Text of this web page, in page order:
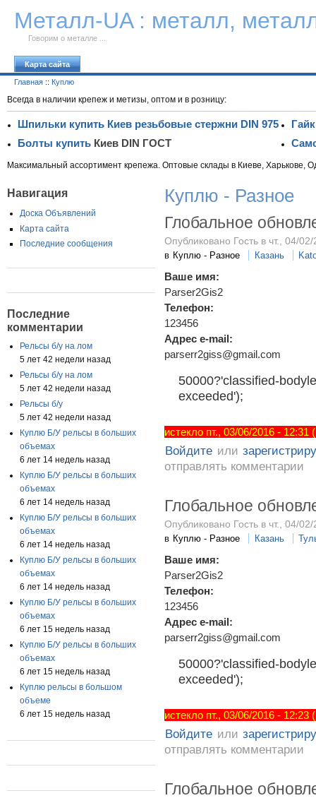
Металл-UA : металл,
Говорим о металле ...
Карта сайта
Главная :: Куплю
Всегда в наличии крепеж и метизы, оптом и в розницу:
Шпильки купить Киев резьбовые стержни DIN 975
Болты купитьКиев DIN ГОСТ
Максимальный ассортимент крепежа. Оптовые склады в Киеве, Харькове,
Навигация
Доска Объявлений
Карта сайта
Последние сообщения
Последние
комментарии
Рельсы б/у на лом
5 лет 42 недели назад
Рельсы б/у на лом
5 лет 42 недели назад
Рельсы б/у
5 лет 42 недели назад
Куплю Б/У рельсы в больших
объемах
6 лет 14 недель назад
Куплю Б/У рельсы в больших
объемах
6 лет 14 недель назад
Куплю Б/У рельсы в больших
объемах
6 лет 14 недель назад
Куплю Б/У рельсы в больших
объемах
6 лет 14 недель назад
Куплю Б/У рельсы в больших
объемах
6 лет 15 недель назад
Куплю Б/У рельсы в больших
объемах
6 лет 15 недель назад
Куплю рельсы в большом
объеме
6 лет 15 недель назад
Куплю - Разное
Глобальное
Опубликовано Гость в чт., 04/
в Куплю - Разное Казань
Ваше имя:
Parser2Gis2
Телефон:
123456
Адрес e-mail:
parserr2giss@gmail.com
50000?'classified-
exceeded');
истекло пт., 03/06/2016 -
Войдите или
отправлять комментарии
Глобальное
Опубликовано Гость в чт., 04/
в Куплю - Разное Казань
Ваше имя:
Parser2Gis2
Телефон:
123456
Адрес e-mail:
parserr2giss@gmail.com
50000?'classified-
exceeded');
истекло пт., 03/06/2016 -
Войдите или
отправлять комментарии
Глобальное